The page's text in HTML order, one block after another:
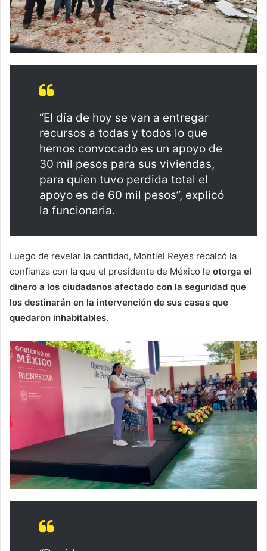
“El día de hoy se van a entregar
recursos a todas y todos lo que
hemos convocado es un apoyo de
30 mil pesos para sus viviendas,
para quien tuvo perdida total el
apoyo es de 60 mil pesos”, explicó
la funcionaria.
Luego de revelar la cantidad, Montiel Reyes recalcó la
confianza con la que el presidente de México le otorga el
dinero a los ciudadanos afectado con la seguridad que
los destinarán en la intervención de sus casas que
quedaron inhabitables.